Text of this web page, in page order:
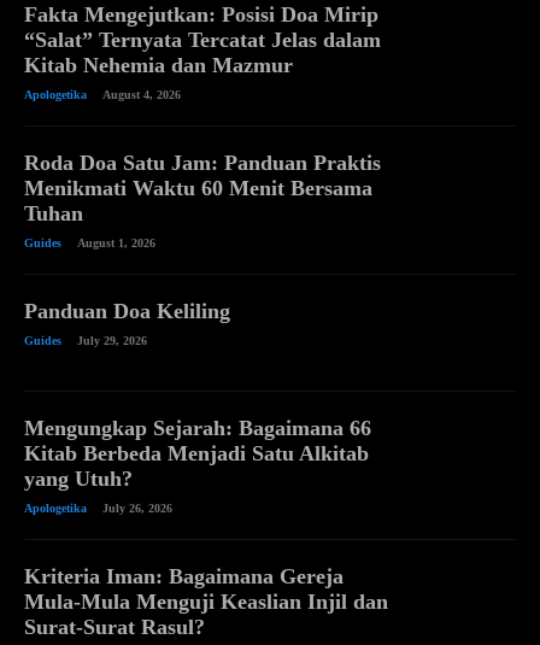
Fakta Mengejutkan: Posisi Doa Mirip
“Salat” Ternyata Tercatat Jelas dalam
Kitab Nehemia dan Mazmur
Apologetika August 4, 2026
Roda Doa Satu Jam: Panduan Praktis
Menikmati Waktu 60 Menit Bersama
Tuhan
Guides August 1, 2026
Panduan Doa Keliling
Guides July 29, 2026
Mengungkap Sejarah: Bagaimana 66
Kitab Berbeda Menjadi Satu Alkitab
yang Utuh?
Apologetika July 26, 2026
Kriteria Iman: Bagaimana Gereja
Mula-Mula Menguji Keaslian Injil dan
Surat-Surat Rasul?